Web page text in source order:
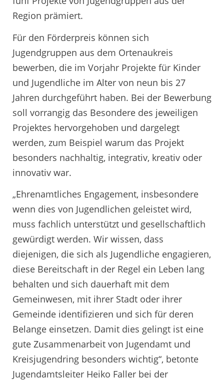
Region prämiert.
Für den Förderpreis können sich
Jugendgruppen aus dem Ortenaukreis
bewerben, die im Vorjahr Projekte für Kinder
und Jugendliche im Alter von neun bis 27
Jahren durchgeführt haben. Bei der Bewerbung
soll vorrangig das Besondere des jeweiligen
Projektes hervorgehoben und dargelegt
werden, zum Beispiel warum das Projekt
besonders nachhaltig, integrativ, kreativ oder
innovativ war.
„Ehrenamtliches Engagement, insbesondere
wenn dies von Jugendlichen geleistet wird,
muss fachlich unterstützt und gesellschaftlich
gewürdigt werden. Wir wissen, dass
diejenigen, die sich als Jugendliche engagieren,
diese Bereitschaft in der Regel ein Leben lang
behalten und sich dauerhaft mit dem
Gemeinwesen, mit ihrer Stadt oder ihrer
Gemeinde identifizieren und sich für deren
Belange einsetzen. Damit dies gelingt ist eine
gute Zusammenarbeit von Jugendamt und
Kreisjugendring besonders wichtig“, betonte
Jugendamtsleiter Heiko Faller bei der